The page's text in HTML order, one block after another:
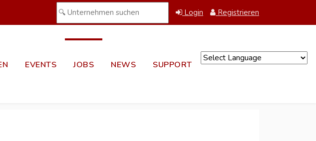
Login Registrieren
EVENTS JOBS NEWS SUPPORT